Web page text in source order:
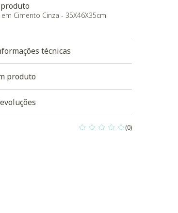
Cimento Cinza - 35X46X35cm.
técnicas
produto
0 out of 5 Customer Rating
(0)